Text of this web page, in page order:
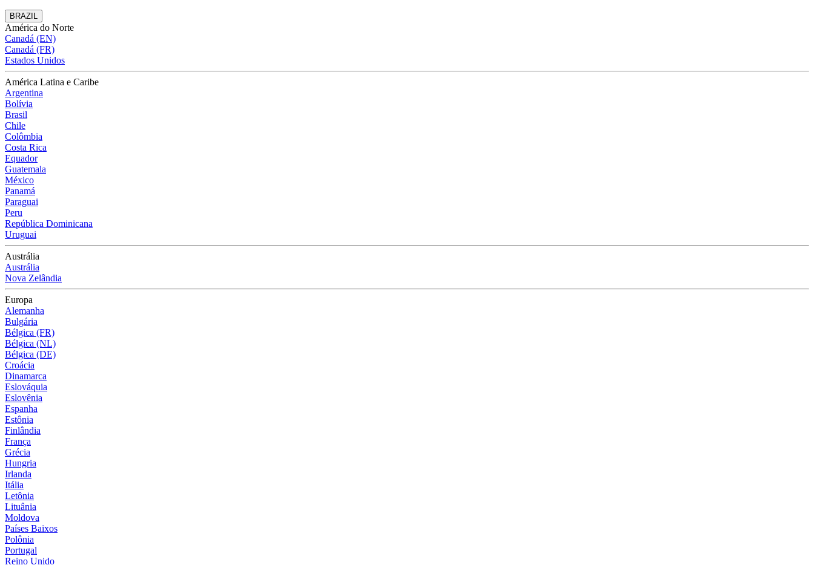
BRAZIL
América do Norte
Canadá (EN)
Canadá (FR)
Estados Unidos
América Latina e Caribe
Argentina
Bolívia
Brasil
Chile
Colômbia
Costa Rica
Equador
Guatemala
México
Panamá
Paraguai
Peru
República Dominicana
Uruguai
Austrália
Austrália
Nova Zelândia
Europa
Alemanha
Bulgária
Bélgica (FR)
Bélgica (NL)
Bélgica (DE)
Croácia
Dinamarca
Eslováquia
Eslovênia
Espanha
Estônia
Finlândia
França
Grécia
Hungria
Irlanda
Itália
Letônia
Lituânia
Moldova
Países Baixos
Polônia
Portugal
Reino Unido